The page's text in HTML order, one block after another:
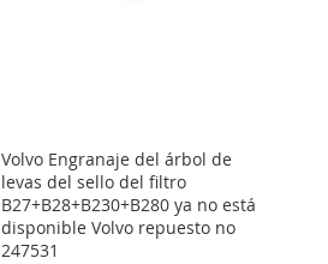
Volvo Engranaje del árbol de
levas del sello del filtro
B27+B28+B230+B280 ya no está
disponible Volvo repuesto no
247531